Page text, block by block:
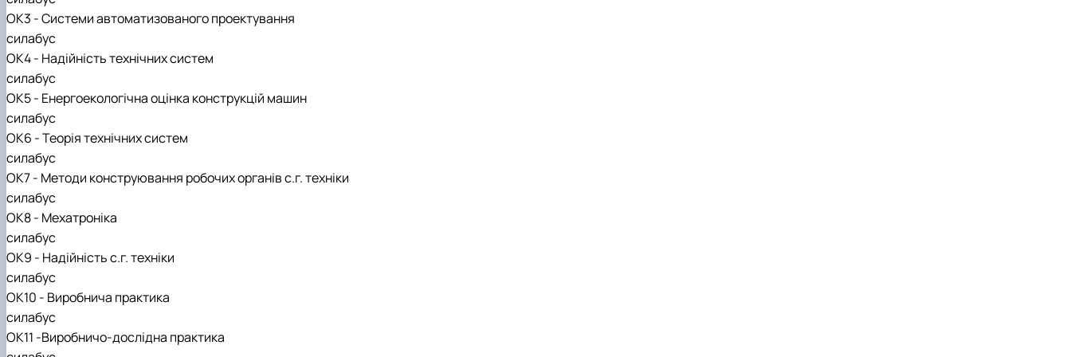
ОК3 - Системи автоматизованого проектування
силабус
ОК4 - Надійність технічних систем
силабус
ОК5 - Енергоекологічна оцінка конструкцій машин
силабус
ОК6 - Теорія технічних систем
силабус
ОК7 - Методи конструювання робочих органів с.г. техніки
силабус
ОК8 - Мехатроніка
силабус
ОК9 - Надійність с.г. техніки
силабус
ОК10 - Виробнича практика
силабус
ОК11 -Виробничо-дослідна практика